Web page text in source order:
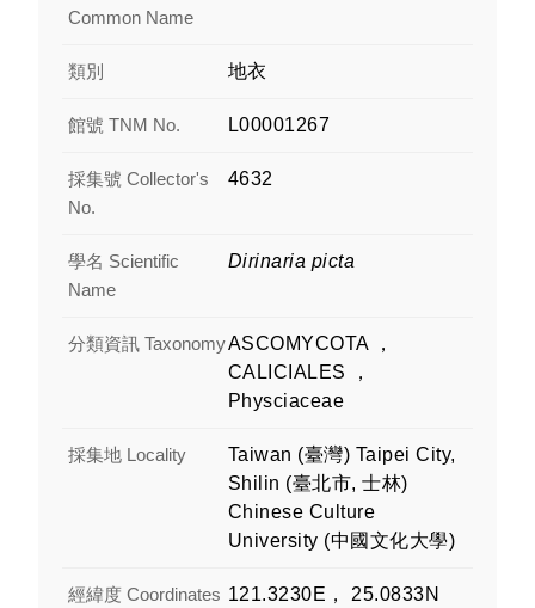
Common Name
類別 地衣
館號 TNM No. L00001267
採集號 Collector's
No.
4632
學名 Scientific
Name
Dirinaria picta
分類資訊 TaxonomyASCOMYCOTA ，
CALICIALES ，
Physciaceae
採集地 Locality
Taiwan (臺灣) Taipei City,
Shilin (臺北市, 士林)
Chinese Culture
University (中國文化大學)
經緯度 Coordinates 121.3230E， 25.0833N